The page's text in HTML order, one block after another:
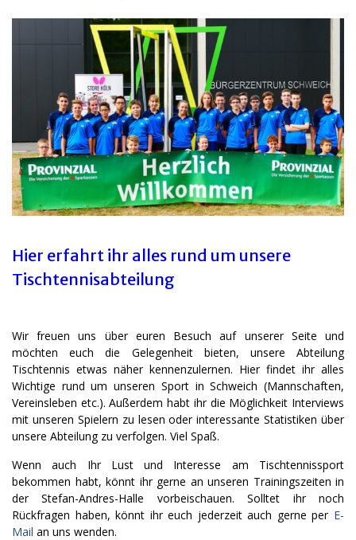
Hier erfahrt ihr alles rund um unsere
Tischtennisabteilung
Wir freuen uns über euren Besuch auf unserer Seite und
möchten euch die Gelegenheit bieten, unsere Abteilung
Tischtennis etwas näher kennenzulernen. Hier findet ihr alles
Wichtige rund um unseren Sport in Schweich (Mannschaften,
Vereinsleben etc.). Außerdem habt ihr die Möglichkeit Interviews
mit unseren Spielern zu lesen oder interessante Statistiken über
unsere Abteilung zu verfolgen. Viel Spaß.
Wenn auch Ihr Lust und Interesse am Tischtennissport
bekommen habt, könnt ihr gerne an unseren Trainingszeiten in
der Stefan-Andres-Halle vorbeischauen. Solltet ihr noch
Rückfragen haben, könnt ihr euch jederzeit auch gerne per E-
Mail an uns wenden.